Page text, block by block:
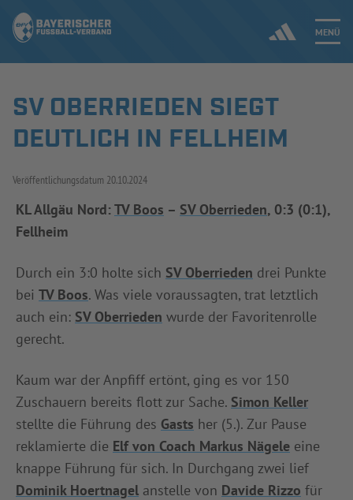
MENÜ
Jetzt einloggen
SPIELBETRIEB & VERBANDSLEBEN
AUSBILDUNG & FÖRDERUNG
DER VERBAND
INFOTHEK SPIELPLUS
SV OBERRIEDEN SIEGT
DEUTLICH IN FELLHEIM
Veröffentlichungsdatum 20.10.2024
KL Allgäu Nord: TV Boos – SV Oberrieden, 0:3 (0:1),
Fellheim
Durch ein 3:0 holte sich SV Oberrieden drei Punkte
bei TV Boos. Was viele voraussagten, trat letztlich
auch ein: SV Oberrieden wurde der Favoritenrolle
gerecht.
Kaum war der Anpfiff ertönt, ging es vor 150
Zuschauern bereits flott zur Sache. Simon Keller
stellte die Führung des Gasts her (5.). Zur Pause
reklamierte die Elf von Coach Markus Nägele eine
knappe Führung für sich. In Durchgang zwei lief
Dominik Hoertnagel anstelle von Davide Rizzo für